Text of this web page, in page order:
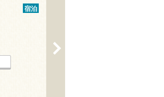
宿泊